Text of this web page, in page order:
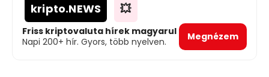
kripto.NEWS 💥
Friss kriptovaluta hírek magyarul
Napi 200+ hír. Gyors, több nyelven.
Megnézem